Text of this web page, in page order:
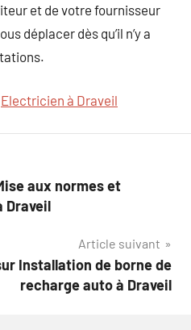
et de votre fournisseur
déplacer dès qu’il n’y a
Electricien à Draveil
aux normes et
Draveil
Article suivant
Installation de borne de
recharge auto à Draveil